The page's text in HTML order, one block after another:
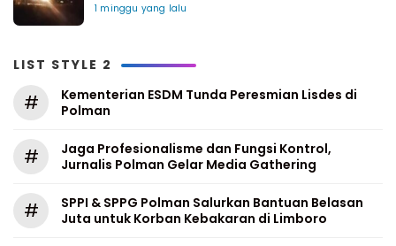
1 minggu yang lalu
LIST STYLE 2
#
Kementerian ESDM Tunda Peresmian Lisdes di
Polman
#
Jaga Profesionalisme dan Fungsi Kontrol,
Jurnalis Polman Gelar Media Gathering
#
SPPI & SPPG Polman Salurkan Bantuan Belasan
Juta untuk Korban Kebakaran di Limboro